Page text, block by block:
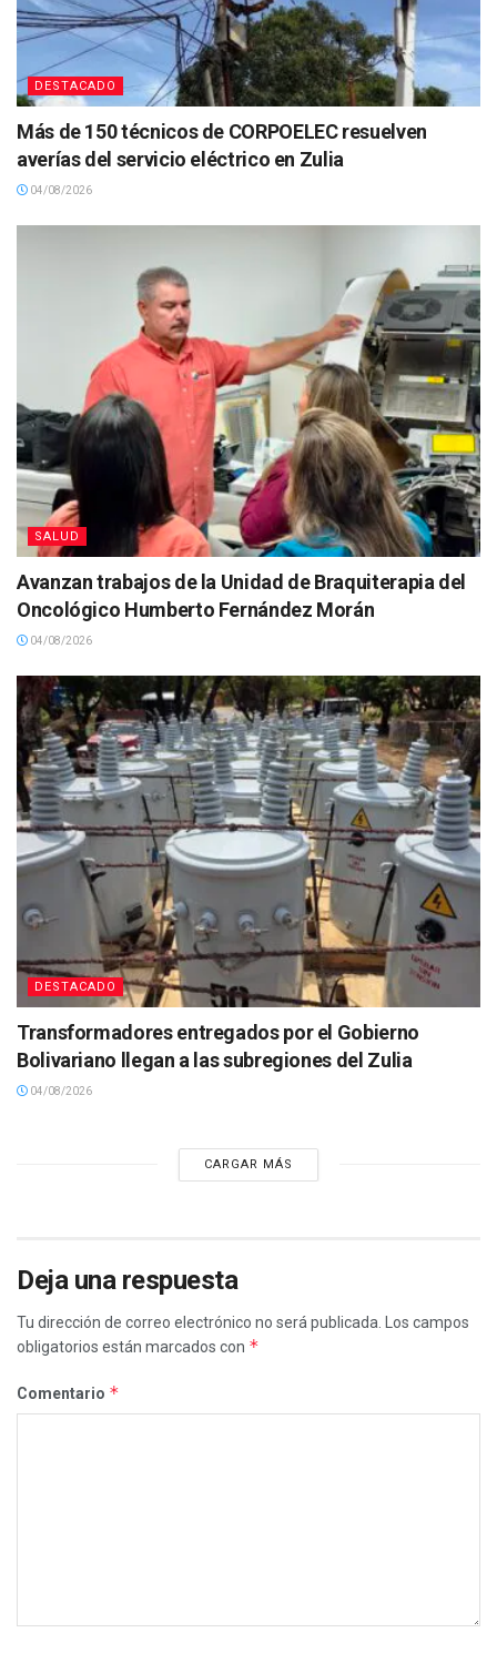
DESTACADO
Más de 150 técnicos de CORPOELEC resuelven
averías del servicio eléctrico en Zulia
04/08/2026
SALUD
Avanzan trabajos de la Unidad de Braquiterapia del
Oncológico Humberto Fernández Morán
04/08/2026
DESTACADO
Transformadores entregados por el Gobierno
Bolivariano llegan a las subregiones del Zulia
04/08/2026
CARGAR MÁS
Deja una respuesta
Tu dirección de correo electrónico no será publicada.
Los campos
obligatorios están marcados con *
Comentario *